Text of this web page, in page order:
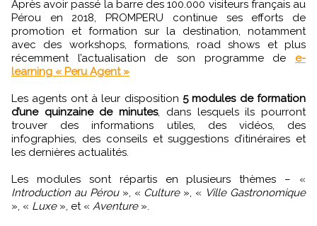
Après avoir passé la barre des 100.000 visiteurs français au
Pérou en 2018, PROMPERU continue ses efforts de
promotion et formation sur la destination, notamment
avec des workshops, formations, road shows et plus
récemment l’actualisation de son programme de e-
learning « Peru Agent »
Les agents ont à leur disposition 5 modules de formation
d’une quinzaine de minutes, dans lesquels ils pourront
trouver des informations utiles, des vidéos, des
infographies, des conseils et suggestions d’itinéraires et
les dernières actualités.
Les modules sont répartis en plusieurs thèmes – «
Introduction au Pérou», « Culture», « Ville Gastronomique
», « Luxe», et « Aventure».